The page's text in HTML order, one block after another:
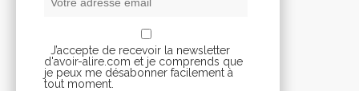
J’accepte de recevoir la newsletter
d'avoir-alire.com et je comprends que
je peux me désabonner facilement à
tout moment.